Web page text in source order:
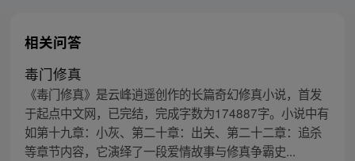
相关问答
毒门修真
《毒门修真》是云峰逍遥创作的长篇奇幻修真小说，首发
于起点中文网，已完结，完成字数为174887字。小说中有
如第十九章：小灰、第二十章：出关、第二十二章：追杀
等章节内容，它演绎了一段爱情故事与修真争霸史...